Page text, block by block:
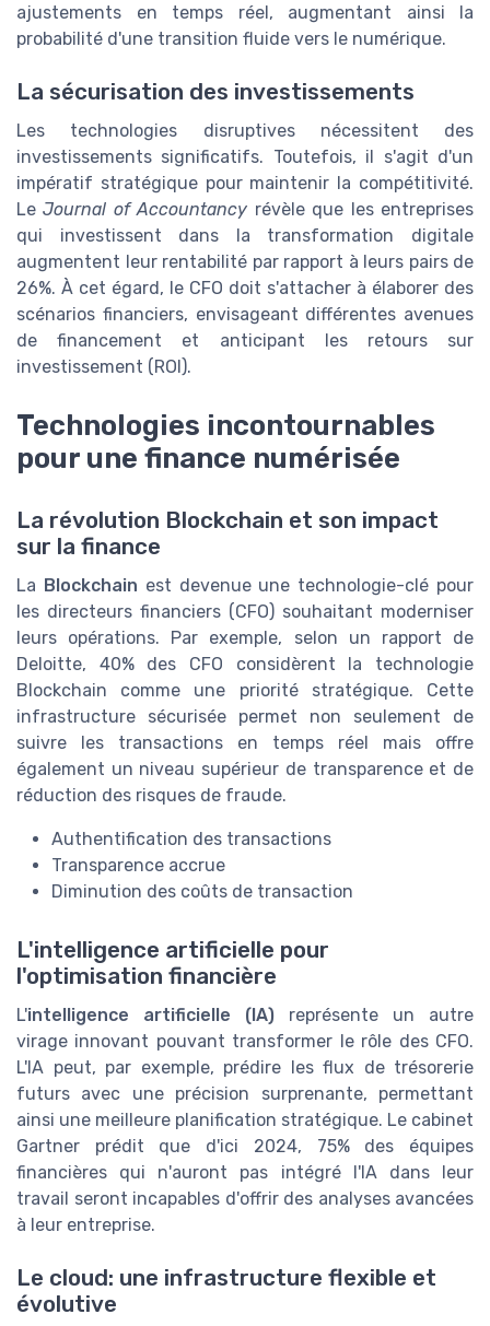
ajustements en temps réel, augmentant ainsi la
probabilité d'une transition fluide vers le numérique.
La sécurisation des investissements
Les technologies disruptives nécessitent des
investissements significatifs. Toutefois, il s'agit d'un
impératif stratégique pour maintenir la compétitivité.
LeJournal of Accountancy révèle que les entreprises
qui investissent dans la transformation digitale
augmentent leur rentabilité par rapport à leurs pairs de
26%. À cet égard, le CFO doit s'attacher à élaborer des
scénarios financiers, envisageant différentes avenues
de financement et anticipant les retours sur
investissement (ROI).
Technologies incontournables
pour une finance numérisée
La révolution Blockchain et son impact
sur la finance
La Blockchain est devenue une technologie-clé pour
les directeurs financiers (CFO) souhaitant moderniser
leurs opérations. Par exemple, selon un rapport de
Deloitte, 40% des CFO considèrent la technologie
Blockchain comme une priorité stratégique. Cette
infrastructure sécurisée permet non seulement de
suivre les transactions en temps réel mais offre
également un niveau supérieur de transparence et de
réduction des risques de fraude.
Authentification des transac​​tions
Transparence accrue
Diminution des coûts de transaction
L'intelligence artificielle pour
l'optimisation financière
L'intelligence artificielle (IA) représente un autre
virage innovant pouvant transformer le rôle des CFO.
L'IA peut, par exemple, prédire les flux de trésorerie
futurs avec une précision surprenante, permettant
ainsi une meilleure planification stratégique. Le cabinet
Gartner prédit que d'ici 2024, 75% des équipes
financières qui n'auront pas intégré l'IA dans leur
travail seront incapables d'offrir des analyses avancées
à leur entreprise.
Le cloud: une infrastructure flexible et
évolutive